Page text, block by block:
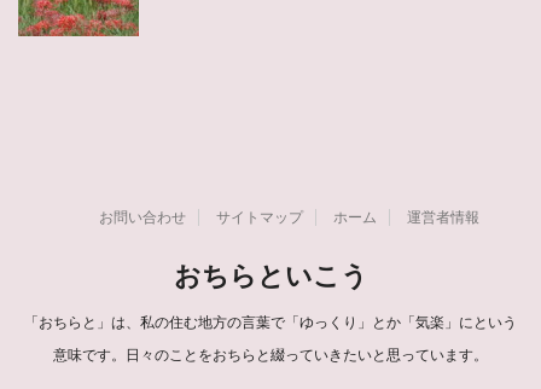
お問い合わせ サイトマップ ホーム 運営者情報
おちらといこう
「おちらと」は、私の住む地方の言葉で「ゆっくり」とか「気楽」にという
意味です。日々のことをおちらと綴っていきたいと思っています。